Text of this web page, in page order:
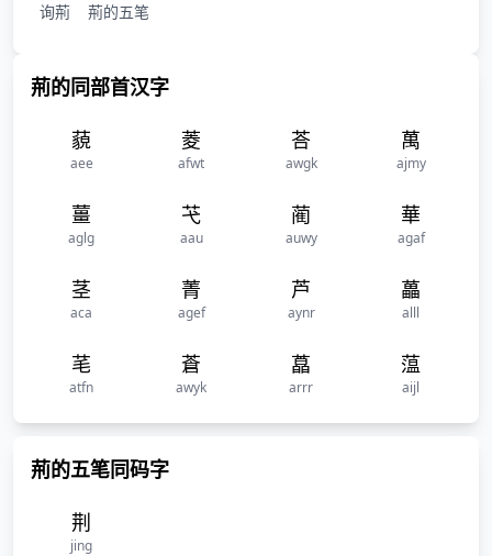
询荊
荊的五笔
荊的同部首汉字
藐
aee
菱
afwt
荅
awgk
萬
ajmy
薑
aglg
芅
aau
蔺
auwy
華
agaf
茎
aca
菁
agef
芦
aynr
藟
alll
芼
atfn
蒼
awyk
藠
arrr
蕰
aijl
荊的五笔同码字
荆
jing